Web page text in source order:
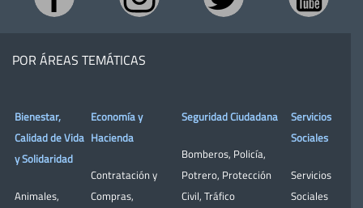
POR ÁREAS TEMÁTICAS
Bienestar,
Calidad de Vida
y Solidaridad
Animales,
Economía y
Hacienda
Contratación y
Compras,
Seguridad Ciudadana
Bomberos, Policía,
Potrero, Protección
Civil, Tráfico
Servicios
Sociales
Servicios
Sociales